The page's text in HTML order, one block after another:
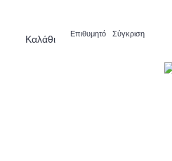
Καλάθι Επιθυμητό Σύγκριση